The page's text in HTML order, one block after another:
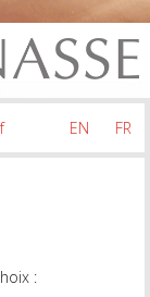
FR
EN
: